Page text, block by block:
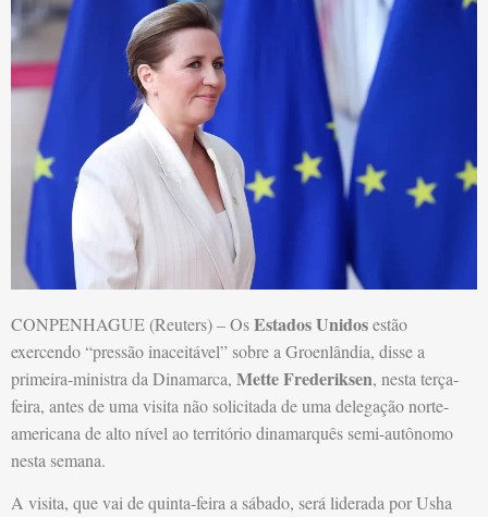
CONPENHAGUE (Reuters) – OsEstados Unidosestão
exercendo “pressão inaceitável” sobre a Groenlândia, disse a
primeira-ministra da Dinamarca, Mette Frederiksen, nesta terça-
feira, antes de uma visita não solicitada de uma delegação norte-
americana de alto nível ao território dinamarquês semi-autônomo
nesta semana.
A visita, que vai de quinta-feira a sábado, será liderada por Usha